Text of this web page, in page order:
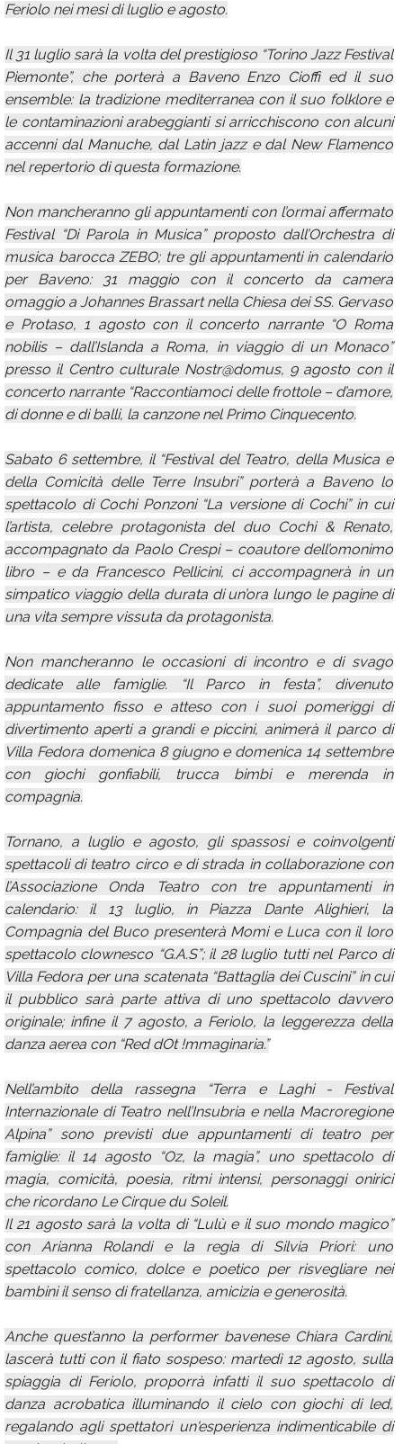
Feriolo nei mesi di luglio e agosto.
Il 31 luglio sarà la volta del prestigioso “Torino Jazz Festival
Piemonte”, che porterà a Baveno Enzo Cioffi ed il suo
ensemble: la tradizione mediterranea con il suo folklore e
le contaminazioni arabeggianti si arricchiscono con alcuni
accenni dal Manuche, dal Latin jazz e dal New Flamenco
nel repertorio di questa formazione.
Non mancheranno gli appuntamenti con l’ormai affermato
Festival “Di Parola in Musica” proposto dall’Orchestra di
musica barocca ZEBO; tre gli appuntamenti in calendario
per Baveno: 31 maggio con il concerto da camera
omaggio a Johannes Brassart nella Chiesa dei SS. Gervaso
e Protaso, 1 agosto con il concerto narrante “O Roma
nobilis – dall’Islanda a Roma, in viaggio di un Monaco”
presso il Centro culturale Nostr@domus, 9 agosto con il
concerto narrante “Raccontiamoci delle frottole – d’amore,
di donne e di balli, la canzone nel Primo Cinquecento.
Sabato 6 settembre, il “Festival del Teatro, della Musica e
della Comicità delle Terre Insubri” porterà a Baveno lo
spettacolo di Cochi Ponzoni “La versione di Cochi” in cui
l’artista, celebre protagonista del duo Cochi & Renato,
accompagnato da Paolo Crespi – coautore dell’omonimo
libro – e da Francesco Pellicini, ci accompagnerà in un
simpatico viaggio della durata di un’ora lungo le pagine di
una vita sempre vissuta da protagonista.
Non mancheranno le occasioni di incontro e di svago
dedicate alle famiglie. “Il Parco in festa”, divenuto
appuntamento fisso e atteso con i suoi pomeriggi di
divertimento aperti a grandi e piccini, animerà il parco di
Villa Fedora domenica 8 giugno e domenica 14 settembre
con giochi gonfiabili, trucca bimbi e merenda in
compagnia.
Tornano, a luglio e agosto, gli spassosi e coinvolgenti
spettacoli di teatro circo e di strada in collaborazione con
l’Associazione Onda Teatro con tre appuntamenti in
calendario: il 13 luglio, in Piazza Dante Alighieri, la
Compagnia del Buco presenterà Momi e Luca con il loro
spettacolo clownesco “G.A.S”; il 28 luglio tutti nel Parco di
Villa Fedora per una scatenata “Battaglia dei Cuscini” in cui
il pubblico sarà parte attiva di uno spettacolo davvero
originale; infine il 7 agosto, a Feriolo, la leggerezza della
danza aerea con “Red dOt !mmaginaria.”
Nell’ambito della rassegna “Terra e Laghi - Festival
Internazionale di Teatro nell’Insubria e nella Macroregione
Alpina” sono previsti due appuntamenti di teatro per
famiglie: il 14 agosto “Oz, la magia”, uno spettacolo di
magia, comicità, poesia, ritmi intensi, personaggi onirici
che ricordano Le Cirque du Soleil.
Il 21 agosto sarà la volta di “Lulù e il suo mondo magico”
con Arianna Rolandi e la regia di Silvia Priori: uno
spettacolo comico, dolce e poetico per risvegliare nei
bambini il senso di fratellanza, amicizia e generosità.
Anche quest’anno la performer bavenese Chiara Cardini,
lascerà tutti con il fiato sospeso: martedì 12 agosto, sulla
spiaggia di Feriolo, proporrà infatti il suo spettacolo di
danza acrobatica illuminando il cielo con giochi di led,
regalando agli spettatori un'esperienza indimenticabile di